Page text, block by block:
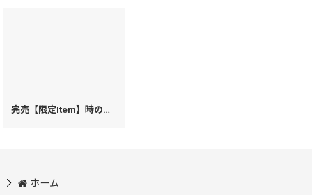
完売【限定Item】時の歯車＜青緑＞ フラット札入れ（金唐柄）［t］
ホーム